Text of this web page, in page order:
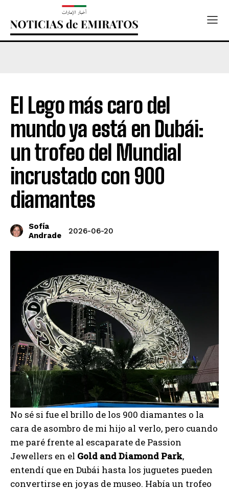
El Lego más caro del
mundo ya está en Dubái:
un trofeo del Mundial
incrustado con 900
diamantes
Sofía
Andrade
2026-06-20
No sé si fue el brillo de los 900 diamantes o la
cara de asombro de mi hijo al verlo, pero cuando
me paré frente al escaparate de Passion
Jewellers en el Gold and Diamond Park,
entendí que en Dubái hasta los juguetes pueden
convertirse en joyas de museo. Había un trofeo